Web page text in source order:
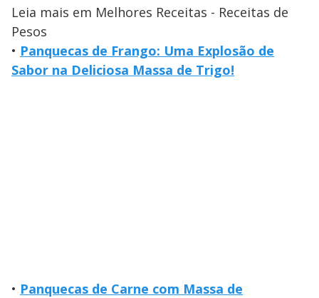
Leia mais em Melhores Receitas - Receitas de
Pesos
• Panquecas de Frango: Uma Explosão de
Sabor na Deliciosa Massa de Trigo!
• Panquecas de Carne com Massa de